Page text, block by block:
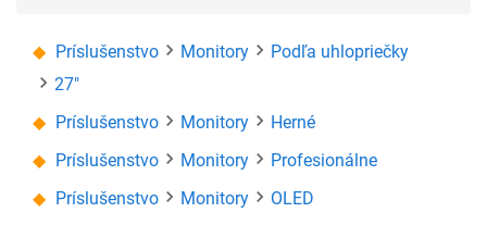
Príslušenstvo Monitory
Podľa uhlopriečky
27"
Príslušenstvo
Monitory
Herné
Príslušenstvo
Monitory
Profesionálne
Príslušenstvo
Monitory
OLED